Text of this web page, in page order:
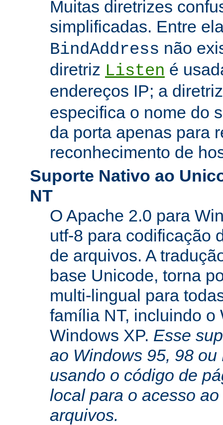
Muitas diretrizes
simplificadas. Entre
BindAddress não
diretriz Listen é
endereços IP; a
especifica o nome do
da porta apenas para
reconhecimento de
Suporte Nativo ao
NT
O Apache 2.0 para
utf-8 para codificação
de arquivos. A
base Unicode, torna
multi-lingual para
família NT, incluindo o
Windows XP. Esse
ao Windows 95, 98
usando o código de
local para o acesso
arquivos.